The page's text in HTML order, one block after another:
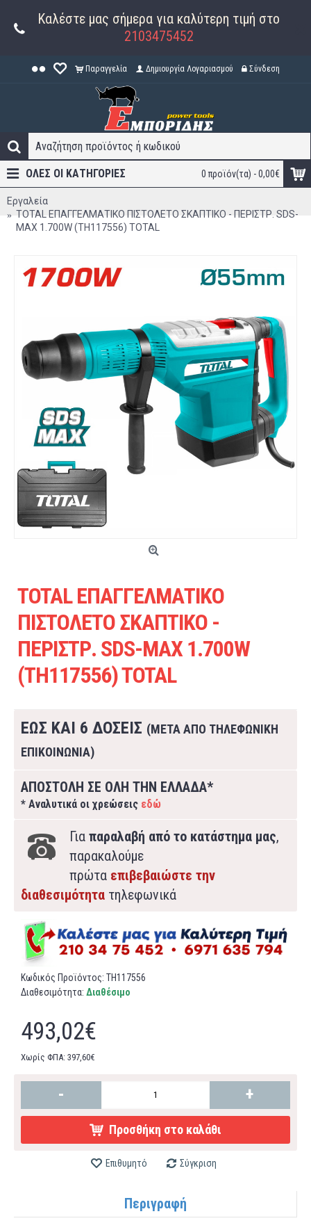
Καλέστε μας σήμερα για καλύτερη τιμή στο
2103475452
Παραγγελία Δημιουργία Λογαριασμού Σύνδεση
0 προϊόν(τα) - 0,00€
ΟΛΕΣ ΟΙ ΚΑΤΗΓΟΡΊΕΣ
Εργαλεία
TOTAL ΕΠΑΓΓΕΛΜΑΤΙΚΟ ΠΙΣΤΟΛΕΤΟ ΣΚΑΠΤΙΚΟ - ΠΕΡΙΣΤΡ. SDS-
MAX 1.700W (TH117556) TOTAL
TOTAL ΕΠΑΓΓΕΛΜΑΤΙΚΟ
ΠΙΣΤΟΛΕΤΟ ΣΚΑΠΤΙΚΟ -
ΠΕΡΙΣΤΡ. SDS-MAX 1.700W
(TH117556) TOTAL
ΕΩΣ ΚΑΙ 6 ΔΟΣΕΙΣ (ΜΕΤΑ ΑΠΟ ΤΗΛΕΦΩΝΙΚΗ
ΕΠΙΚΟΙΝΩΝΙΑ)
ΑΠΟΣΤΟΛΗ ΣΕ ΟΛΗ ΤΗΝ ΕΛΛΑΔΑ*
* Αναλυτικά οι χρεώσεις εδώ
Για παραλαβή από το κατάστημα μας,
παρακαλούμε
πρώτα επιβεβαιώστε την
διαθεσιμότητα τηλεφωνικά
Κωδικός Προϊόντος: TH117556
Διαθεσιμότητα: Διαθέσιμο
493,02€
Χωρίς ΦΠΑ: 397,60€
- +
Προσθήκη στο καλάθι
Επιθυμητό Σύγκριση
Περιγραφή